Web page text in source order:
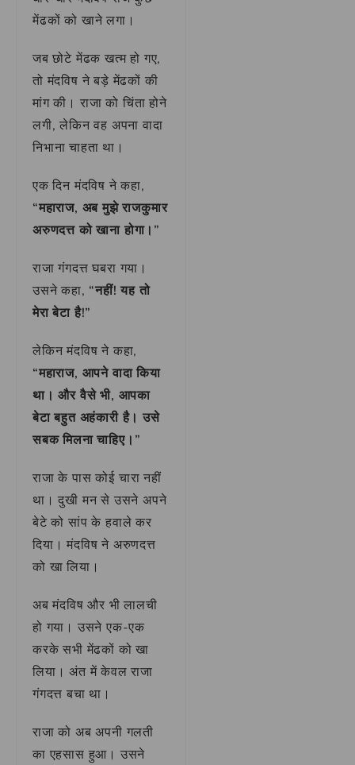
मेंढकों को खाने लगा।
जब छोटे मेंढक खत्म हो गए,
तो मंदविष ने बड़े मेंढकों की
मांग की। राजा को चिंता होने
लगी, लेकिन वह अपना वादा
निभाना चाहता था।
एक दिन मंदविष ने कहा,
“महाराज, अब मुझे राजकुमार
अरुणदत्त को खाना होगा।”
राजा गंगदत्त घबरा गया।
उसने कहा, “नहीं! यह तो
मेरा बेटा है!”
लेकिन मंदविष ने कहा,
“महाराज, आपने वादा किया
था। और वैसे भी, आपका
बेटा बहुत अहंकारी है। उसे
सबक मिलना चाहिए।”
राजा के पास कोई चारा नहीं
था। दुखी मन से उसने अपने
बेटे को सांप के हवाले कर
दिया। मंदविष ने अरुणदत्त
को खा लिया।
अब मंदविष और भी लालची
हो गया। उसने एक-एक
करके सभी मेंढकों को खा
लिया। अंत में केवल राजा
गंगदत्त बचा था।
राजा को अब अपनी गलती
का एहसास हुआ। उसने